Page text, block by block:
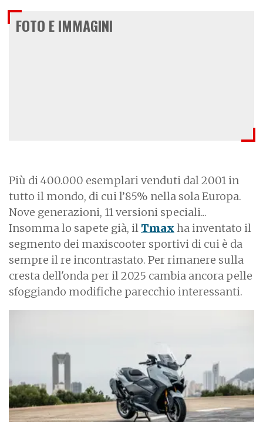
FOTO E IMMAGINI
Più di 400.000 esemplari venduti dal 2001 in
tutto il mondo, di cui l’85% nella sola Europa.
Nove generazioni, 11 versioni speciali...
Insomma lo sapete già, il Tmax ha inventato il
segmento dei maxiscooter sportivi di cui è da
sempre il re incontrastato. Per rimanere sulla
cresta dell'onda per il 2025 cambia ancora pelle
sfoggiando modifiche parecchio interessanti.
e